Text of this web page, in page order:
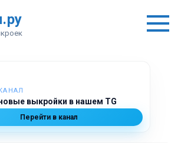
выкройки в нашем TG
Перейти в канал